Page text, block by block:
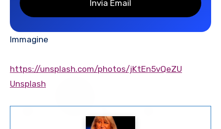
Invia Email
Immagine
https://unsplash.com/photos/jKtEn5vQeZU
Unsplash